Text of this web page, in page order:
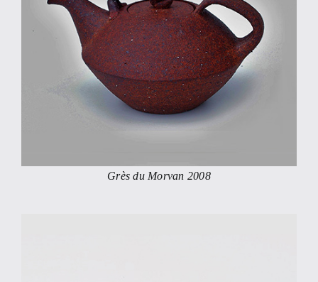
Grès du Morvan 2008